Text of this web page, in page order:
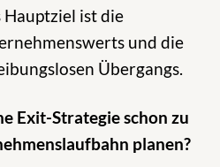
Hauptziel ist die
und die
Übergangs.
Exit-Strategie schon zu
planen?